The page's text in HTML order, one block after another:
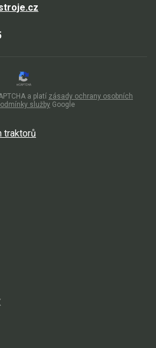
traktorů
a platí zásady ochrany osobních
služby Google